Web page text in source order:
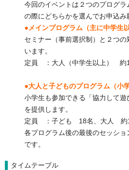
今回のイベントは２つのプログ
の際にどちらかを選んでお申込み
●メインプログラム（主に中学生
セミナー（事前選択制）と２つ
います。
定員 ：大人（中学生以上） 約
●大人と子どものプログラム（小
小学生も参加できる「協力して遊
を提供します。
定員 ：子ども 18名、大人 約
各プログラム後の最後のセッシ
です。
タイムテーブル